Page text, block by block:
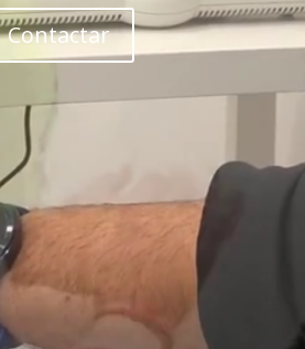
Contactar